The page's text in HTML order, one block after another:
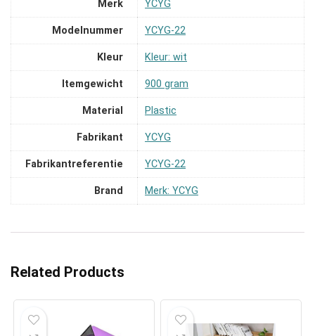
Merk ‎YCYG
Modelnummer ‎YCYG-22
Kleur ‎Kleur: wit
Itemgewicht ‎900 gram
Material ‎Plastic
Fabrikant ‎YCYG
Fabrikantreferentie ‎YCYG-22
Brand Merk: YCYG
Related Products